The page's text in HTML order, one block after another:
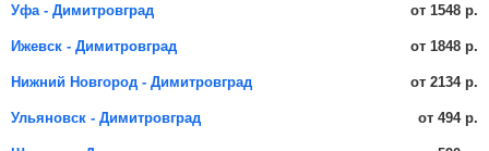
Уфа - Димитровград от 1548 р.
Ижевск - Димитровград от 1848 р.
Нижний Новгород - Димитровград от 2134 р.
Ульяновск - Димитровград от 494 р.